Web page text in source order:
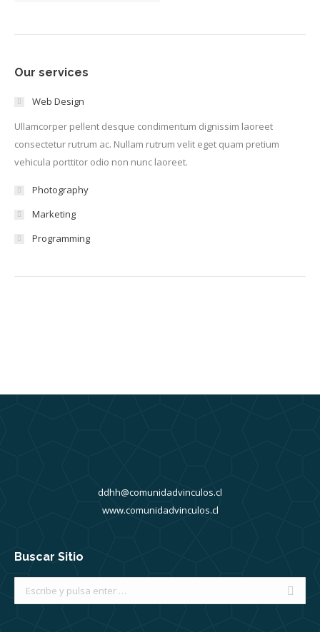
Our services
Web Design
Ullamcorper pellent desque condimentum dignissim laoreet
consectetur rutrum ac. Nullam rutrum velit eget quam pretium
vehicula porttitor odio non nunc laoreet.
Photography
Marketing
Programming
ddhh@comunidadvinculos.cl
www.comunidadvinculos.cl
Buscar Sitio
Buscar: